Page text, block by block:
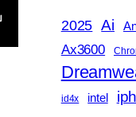
2025 Ai
Ax3600
id4x intel